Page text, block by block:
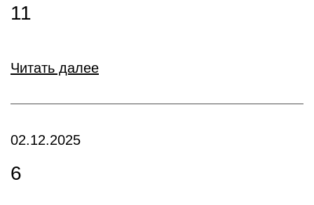
11
Читать далее
02.12.2025
6